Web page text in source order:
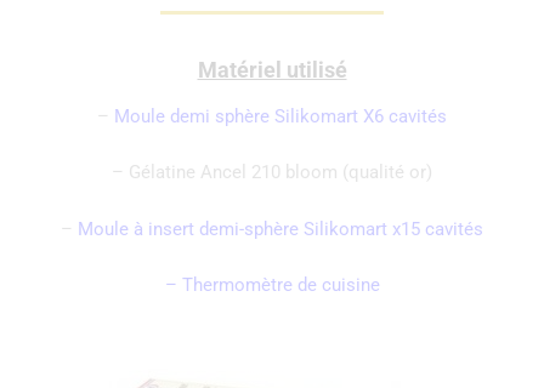
Matériel utilisé
– Moule demi sphère Silikomart X6 cavités
– Gélatine Ancel 210 bloom (qualité or)
– Moule à insert demi-sphère Silikomart x15 cavités
– Thermomètre de cuisine